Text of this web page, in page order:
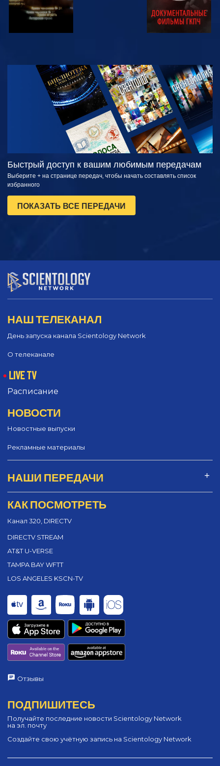
СМОТРЕТЬ
СМОТРЕТЬ
ПЕРЕДАЧИ
Быстрый доступ к вашим любимым передачам
Выберите + на странице передач, чтобы начать составлять список
избранного
ПОКАЗАТЬ ВСЕ ПЕРЕДАЧИ
НАШ ТЕЛЕКАНАЛ
День запуска канала Scientology Network
О телеканале
LIVE TV
Расписание
НОВОСТИ
Новостные выпуски
Рекламные материалы
НАШИ ПЕРЕДАЧИ
КАК ПОСМОТРЕТЬ
Канал 320, DIRECTV
DIRECTV STREAM
AT&T U-VERSE
TAMPA BAY WFTT
LOS ANGELES KSCN-TV
Отзывы
ПОДПИШИТЕСЬ
Получайте последние новости Scientology Network
на эл. почту
Создайте свою учётную запись на Scientology Network